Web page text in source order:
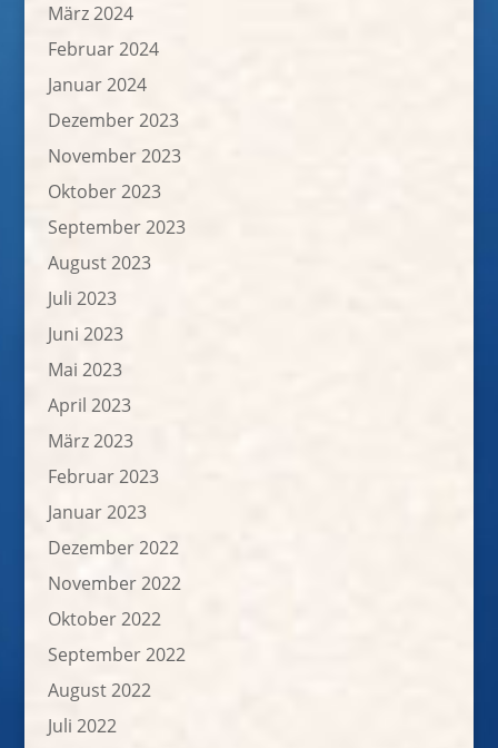
März 2024
Februar 2024
Januar 2024
Dezember 2023
November 2023
Oktober 2023
September 2023
August 2023
Juli 2023
Juni 2023
Mai 2023
April 2023
März 2023
Februar 2023
Januar 2023
Dezember 2022
November 2022
Oktober 2022
September 2022
August 2022
Juli 2022